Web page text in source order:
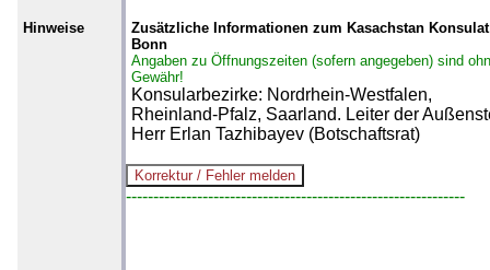
Hinweise
Zusätzliche Informationen zum Kasachstan
Bonn
Angaben zu Öffnungszeiten (sofern angegeben) sind
Gewähr!
Konsularbezirke: Nordrhein-Westfalen,
Rheinland-Pfalz, Saarland. Leiter der
Herr Erlan Tazhibayev (Botschaftsrat)
--------------------------------------------------------------